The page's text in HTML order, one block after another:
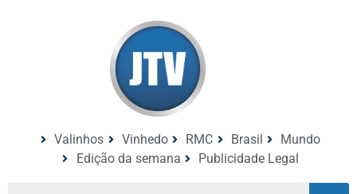
Valinhos Vinhedo RMC Brasil
Mundo
Edição da semana
Publicidade Legal